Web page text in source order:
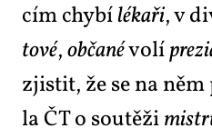
cím chy­bílé­ka­ři, v
to­vé,ob­ča­névo­lí
zjis­tit, že se na
la ČT o sou­tě­ži